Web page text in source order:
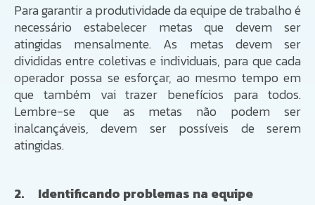
Para garantir a produtividade da equipe de trabalho é
necessário estabelecer metas que devem ser
atingidas mensalmente. As metas devem ser
divididas entre coletivas e individuais, para que cada
operador possa se esforçar, ao mesmo tempo em
que também vai trazer benefícios para todos.
Lembre-se que as metas não podem ser
inalcançáveis, devem ser possíveis de serem
atingidas.
2. Identificando problemas na equipe